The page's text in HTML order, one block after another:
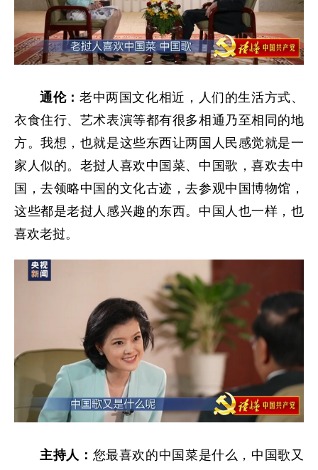
通伦： 老中两国文化相近，人们的生活方式、
衣食住行、艺术表演等都有很多相通乃至相同的地
方。我想，也就是这些东西让两国人民感觉就是一
家人似的。老挝人喜欢中国菜、中国歌，喜欢去中
国，去领略中国的文化古迹，去参观中国博物馆，
这些都是老挝人感兴趣的东西。中国人也一样，也
喜欢老挝。
主持人： 您最喜欢的中国菜是什么，中国歌又